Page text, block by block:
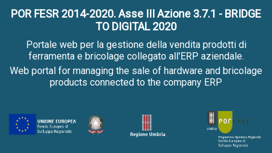
POR FESR 2014-2020. Asse III Azione 3.7.1 - BRIDGE
TO DIGITAL 2020
Portale web per la gestione della vendita prodotti di
ferramenta e bricolage collegato all'ERP aziendale.
Web portal for managing the sale of hardware and bricolage
products connected to the company ERP